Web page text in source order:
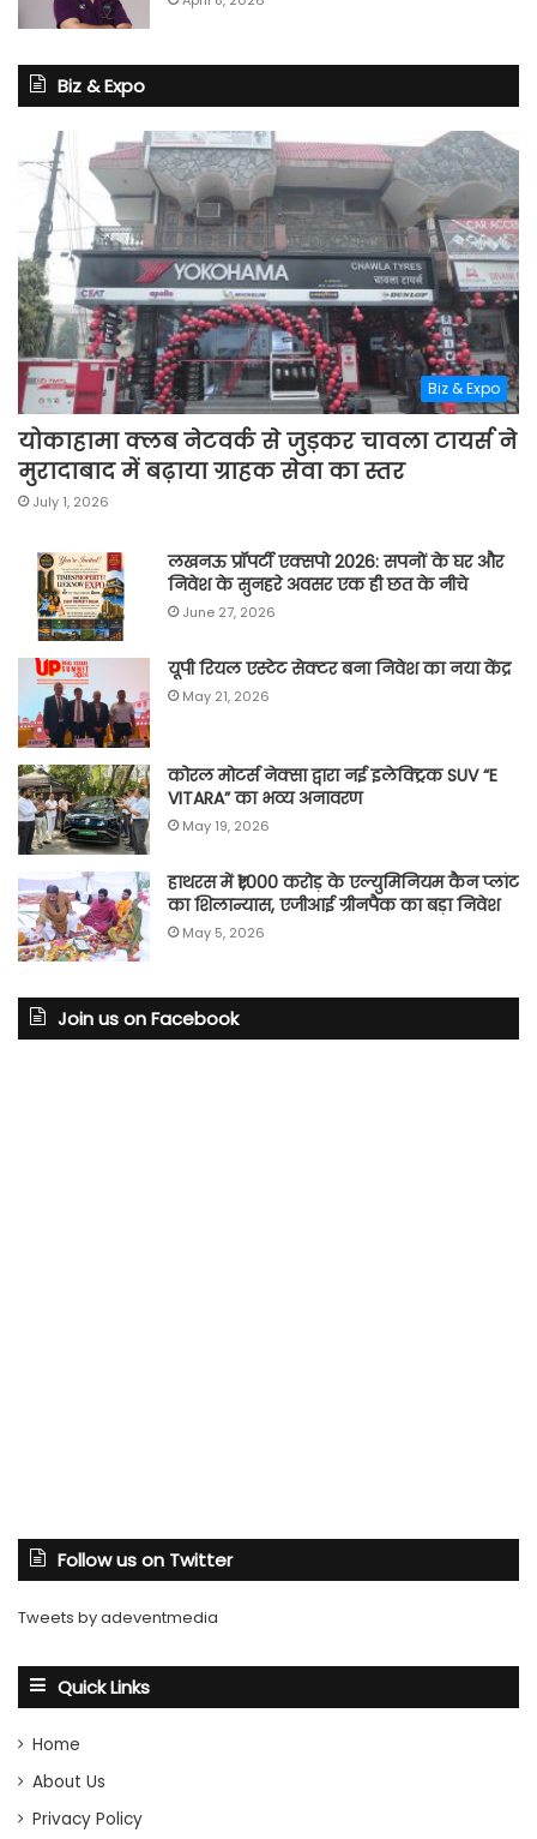
Biz & Expo
Biz & Expo
योकाहामा क्लब नेटवर्क से जुड़कर चावला टायर्स ने
मुरादाबाद में बढ़ाया ग्राहक सेवा का स्तर
July 1, 2026
लखनऊ प्रॉपर्टी एक्सपो 2026: सपनों के घर और
निवेश के सुनहरे अवसर एक ही छत के नीचे
June 27, 2026
यूपी रियल एस्टेट सेक्टर बना निवेश का नया केंद्र
May 21, 2026
कोरल मोटर्स नेक्सा द्वारा नई इलेक्ट्रिक SUV “E
VITARA” का भव्य अनावरण
May 19, 2026
हाथरस में ₹1,000 करोड़ के एल्युमिनियम कैन प्लांट
का शिलान्यास, एजीआई ग्रीनपैक का बड़ा निवेश
May 5, 2026
Join us on Facebook
Follow us on Twitter
Tweets by adeventmedia
Quick Links
Home
About Us
Privacy Policy